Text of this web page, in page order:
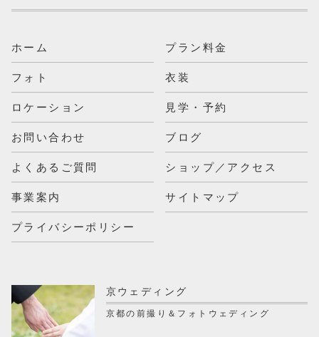
ホーム プラン料金
フォト 衣装
ロケーション 見学・予約
お問い合わせ ブログ
よくあるご質問 ショップ／アクセス
事業案内 サイトマップ
プライバシーポリシー
京ウェディング
京都の前撮り＆フォトウェディング